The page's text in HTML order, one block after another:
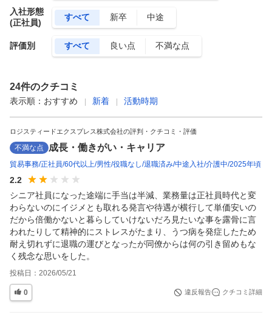
入社形態
(正社員)
すべて 新卒 中途
評価別 すべて 良い点 不満な点
24件のクチコミ
表示順： おすすめ 新着 活動時期
ロジスティードエクスプレス株式会社の評判・クチコミ・評価
不満な点 成長・働きがい・キャリア
貿易事務 正社員 60代以上 男性 役職なし 退職済み 中途入社 介護中 2025年頃
2.2
シニア社員になった途端に手当は半減、業務量は正社員時代と変
わらないのにイジメとも取れる発言や待遇が横行して単価安いの
だから倍働かないと暮らしていけないだろ見たいな事を露骨に言
われたりして精神的にストレスがたまり、うつ病を発症したため
耐え切れずに退職の運びとなったが同僚からは何の引き留めもな
く残念な思いをした。
投稿日： 2026/05/21
0 違反報告 クチコミ詳細